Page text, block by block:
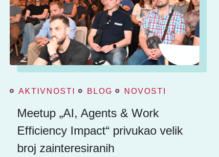
AKTIVNOSTI BLOG NOVOSTI
Meetup „AI, Agents & Work
Efficiency Impact“ privukao velik
broj zainteresiranih